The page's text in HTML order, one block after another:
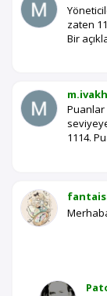
zaten
Bir
1114.